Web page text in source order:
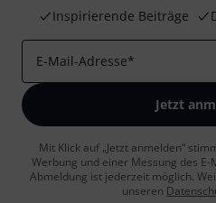
Inspirierende Beiträge
E-Mail-Adresse*
Jetzt
Mit Klick auf „Jetzt anmelden“
Werbung und einer Messung des
Abmeldung ist jederzeit möglich.
unseren